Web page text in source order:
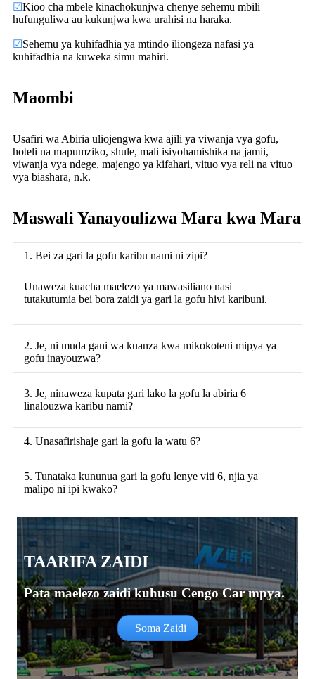
☑Kioo cha mbele kinachokunjwa chenye sehemu mbili
hufunguliwa au kukunjwa kwa urahisi na haraka.
☑Sehemu ya kuhifadhia ya mtindo iliongeza nafasi ya
kuhifadhia na kuweka simu mahiri.
Maombi
Usafiri wa Abiria uliojengwa kwa ajili ya viwanja vya gofu,
hoteli na mapumziko, shule, mali isiyohamishika na jamii,
viwanja vya ndege, majengo ya kifahari, vituo vya reli na vituo
vya biashara, n.k.
Maswali Yanayoulizwa Mara kwa Mara
1. Bei za gari la gofu karibu nami ni zipi?
Unaweza kuacha maelezo ya mawasiliano nasi
tutakutumia bei bora zaidi ya gari la gofu hivi karibuni.
2. Je, ni muda gani wa kuanza kwa mikokoteni mipya ya
gofu inayouzwa?
3. Je, ninaweza kupata gari lako la gofu la abiria 6
linalouzwa karibu nami?
4. Unasafirishaje gari la gofu la watu 6?
5. Tunataka kununua gari la gofu lenye viti 6, njia ya
malipo ni ipi kwako?
TAARIFA ZAIDI
Pata maelezo zaidi kuhusu Cengo Car mpya.
Soma Zaidi